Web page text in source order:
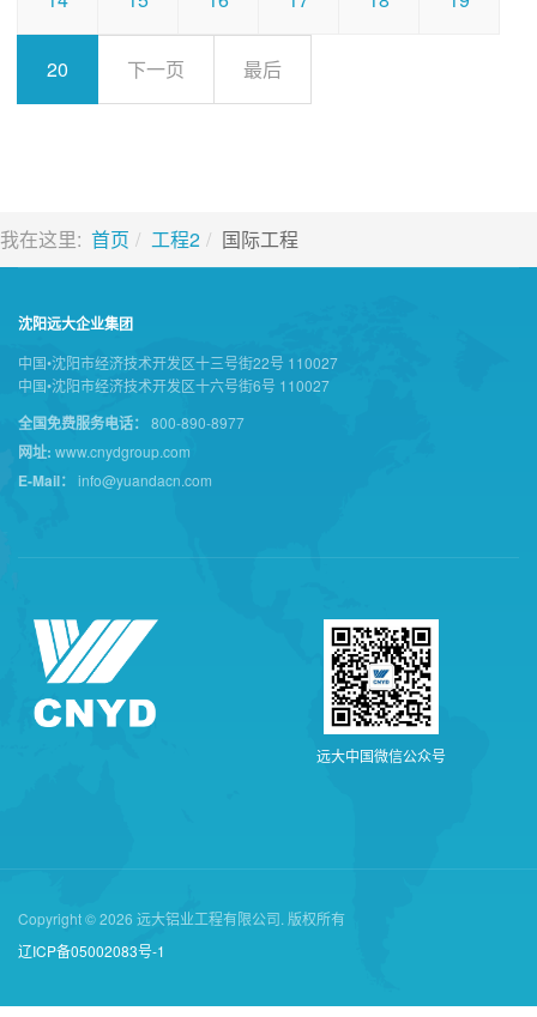
20 下一页 最后
我在这里: 首页 工程2 国际工程
沈阳远大企业集团
中国•沈阳市经济技术开发区十三号街22号 110027
中国•沈阳市经济技术开发区十六号街6号 110027
全国免费服务电话： 800-890-8977
网址: www.cnydgroup.com
E-Mail： info@yuandacn.com
远大中 国微信公众号
Copyright © 2026 远大铝业工程有限公司. 版权所有
辽ICP备05002083号-1